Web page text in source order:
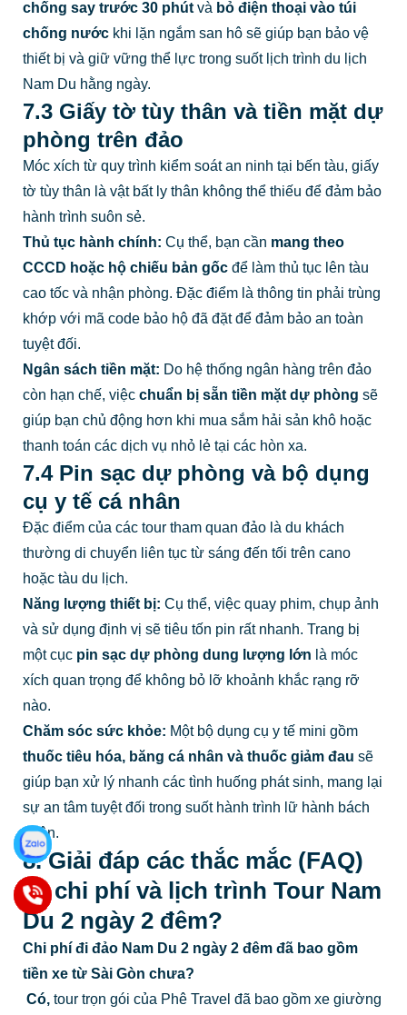
chống say trước 30 phútvà bỏ điện thoại vào túi
chống nướckhi lặn ngắm san hô sẽ giúp bạn bảo vệ
thiết bị và giữ vững thể lực trong suốt lịch trình du lịch
Nam Du hằng ngày.
7.3 Giấy tờ tùy thân và tiền mặt dự
phòng trên đảo
Móc xích từ quy trình kiểm soát an ninh tại bến tàu, giấy
tờ tùy thân là vật bất ly thân không thể thiếu để đảm bảo
hành trình suôn sẻ.
Thủ tục hành chính: Cụ thể, bạn cần mang theo
CCCD hoặc hộ chiếu bản gốcđể làm thủ tục lên tàu
cao tốc và nhận phòng. Đặc điểm là thông tin phải trùng
khớp với mã code bảo hộ đã đặt để đảm bảo an toàn
tuyệt đối.
Ngân sách tiền mặt: Do hệ thống ngân hàng trên đảo
còn hạn chế, việc chuẩn bị sẵn tiền mặt dự phòng sẽ
giúp bạn chủ động hơn khi mua sắm hải sản khô hoặc
thanh toán các dịch vụ nhỏ lẻ tại các hòn xa.
7.4 Pin sạc dự phòng và bộ dụng
cụ y tế cá nhân
Đặc điểm của các tour tham quan đảo là du khách
thường di chuyển liên tục từ sáng đến tối trên cano
hoặc tàu du lịch.
Năng lượng thiết bị: Cụ thể, việc quay phim, chụp ảnh
và sử dụng định vị sẽ tiêu tốn pin rất nhanh. Trang bị
một cục pin sạc dự phòng dung lượng lớn là móc
xích quan trọng để không bỏ lỡ khoảnh khắc rạng rỡ
nào.
Chăm sóc sức khỏe: Một bộ dụng cụ y tế mini gồm
thuốc tiêu hóa, băng cá nhân và thuốc giảm đau sẽ
giúp bạn xử lý nhanh các tình huống phát sinh, mang lại
sự an tâm tuyệt đối trong suốt hành trình lữ hành bách
phân.
8. Giải đáp các thắc mắc (FAQ)
về chi phí và lịch trình Tour Nam
Du 2 ngày 2 đêm?
Chi phí đi đảo Nam Du 2 ngày 2 đêm đã bao gồm
tiền xe từ Sài Gòn chưa?
Có,tour trọn gói của Phê Travel đã bao gồm xe giường